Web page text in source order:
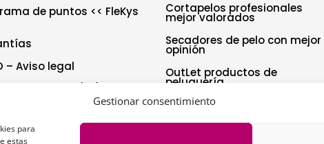
Gestionar consentimiento
para
estas
de puntos << FleKys
– Aviso legal
Cortapelos profesionales
mejor valorados
Secadores de pelo con mejor
opinión
OutLet productos de
peluquería